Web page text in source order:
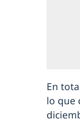
En
lo que